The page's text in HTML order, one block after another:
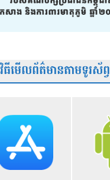
ធីមើលព័ត៌មានតាមទូរស័ព្វ